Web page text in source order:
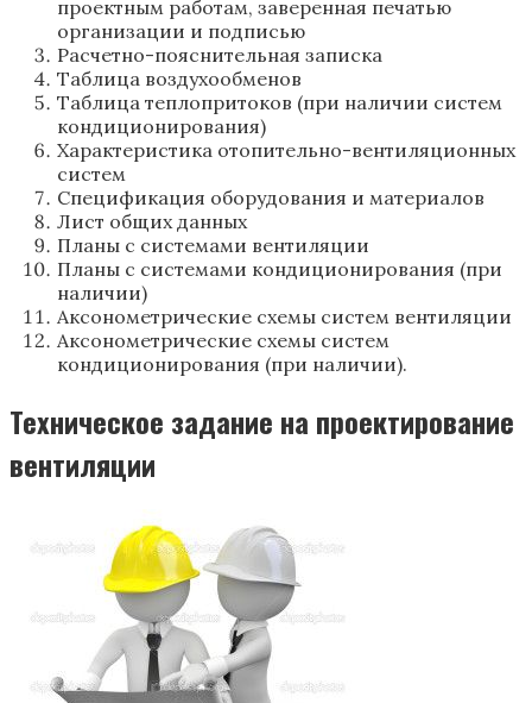
проектным работам, заверенная печатью
организации и подписью
Расчетно-пояснительная записка
Таблица воздухообменов
Таблица теплопритоков (при наличии систем
кондиционирования)
Характеристика отопительно-вентиляционных
систем
Спецификация оборудования и материалов
Лист общих данных
Планы с системами вентиляции
Планы с системами кондиционирования (при
наличии)
Аксонометрические схемы систем вентиляции
Аксонометрические схемы систем
кондиционирования (при наличии).
Техническое задание на проектирование
вентиляции